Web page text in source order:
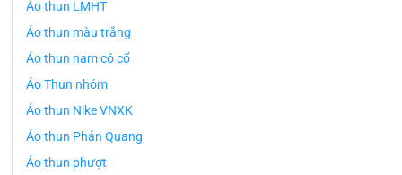
Áo thun LMHT
Áo thun màu trắng
Áo thun nam có cổ
Áo Thun nhóm
Áo thun Nike VNXK
Áo thun Phản Quang
Áo thun phượt